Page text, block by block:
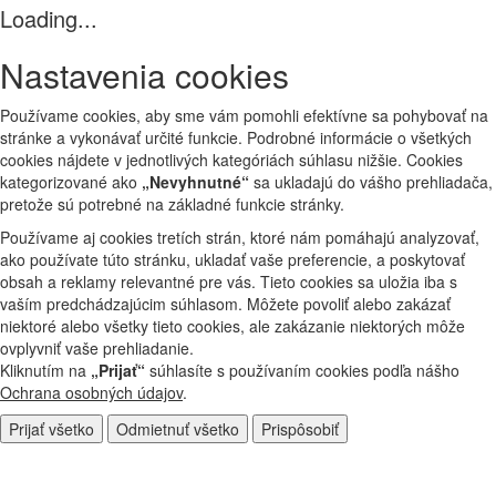
Loading...
Nastavenia cookies
Používame cookies, aby sme vám pomohli efektívne sa pohybovať na
stránke a vykonávať určité funkcie. Podrobné informácie o všetkých
cookies nájdete v jednotlivých kategóriách súhlasu nižšie. Cookies
kategorizované ako „Nevyhnutné“ sa ukladajú do vášho prehliadača,
pretože sú potrebné na základné funkcie stránky.
Používame aj cookies tretích strán, ktoré nám pomáhajú analyzovať,
ako používate túto stránku, ukladať vaše preferencie, a poskytovať
obsah a reklamy relevantné pre vás. Tieto cookies sa uložia iba s
vaším predchádzajúcim súhlasom. Môžete povoliť alebo zakázať
niektoré alebo všetky tieto cookies, ale zakázanie niektorých môže
ovplyvniť vaše prehliadanie.
Kliknutím na „Prijať“ súhlasíte s používaním cookies podľa nášho
Ochrana osobných údajov.
Prijať všetko
Odmietnuť všetko Prispôsobiť